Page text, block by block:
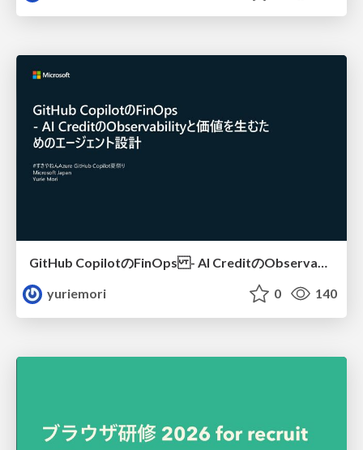
GitHub CopilotのFinOps - AI CreditのObservabilityと価値を生むためのエージェント設計
yuriemori
0 140